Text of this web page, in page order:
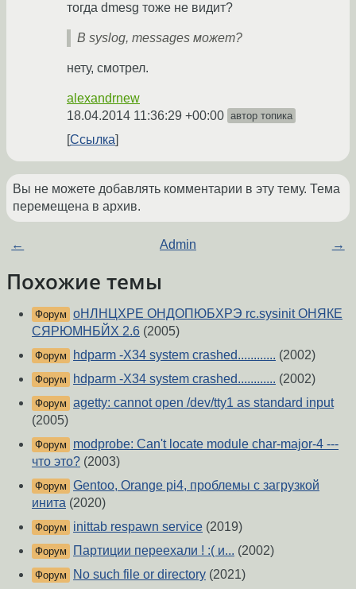
тогда dmesg тоже не видит?
В syslog, messages может?
нету, смотрел.
alexandrnew
18.04.2014 11:36:29 +00:00 автор топика
Ссылка
Вы не можете добавлять комментарии в эту тему. Тема
перемещена в архив.
← Admin →
Похожие темы
Форум оНЛНЦХРЕ ОНДОПЮБХРЭ rc.sysinit ОНЯКЕ
СЯРЮМНБЙХ 2.6 (2005)
Форум hdparm -X34 system crashed............ (2002)
Форум hdparm -X34 system crashed............ (2002)
Форум agetty: cannot open /dev/tty1 as standard input
(2005)
Форум
modprobe: Can't locate module char-major-4 ---
что это? (2003)
Форум Gentoo, Orange pi4, проблемы с загрузкой
инита (2020)
Форум inittab respawn service (2019)
Форум Партиции переехали ! :( и... (2002)
Форум No such file or directory (2021)